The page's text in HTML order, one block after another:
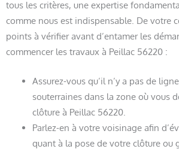
tous les critères, une expertise
comme nous est indispensable. De votre
points à vérifier avant d’entamer les
commencer les travaux à Peillac 56220 :
Assurez-vous qu’il n’y a pas de
souterraines dans la zone où vous
clôture à Peillac 56220.
Parlez-en à votre voisinage afin
quant à la pose de votre clôture ou